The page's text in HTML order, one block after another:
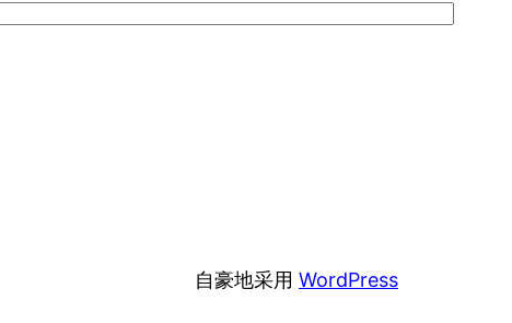
自豪地采用 WordPress